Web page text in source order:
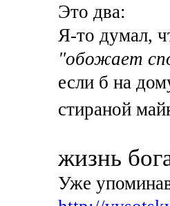
Это два:
Я-то думал,
"обожает
если б на
стираной
жизнь
Уже